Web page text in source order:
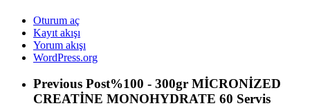
Oturum aç
Kayıt akışı
Yorum akışı
WordPress.org
Previous Post%100 - 300gr MİCRONİZED
CREATİNE MONOHYDRATE 60 Servis